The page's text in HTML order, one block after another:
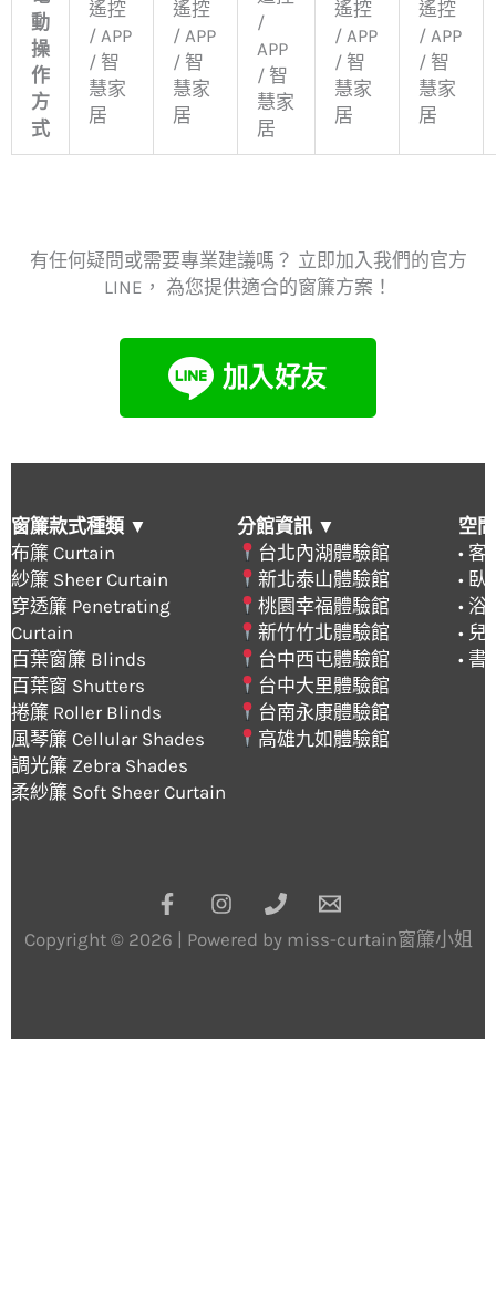
動
操
作
方
式
遙控
/ APP
/ 智
慧家
居
遙控
/ APP
/ 智
慧家
居
/
APP
/ 智
慧家
居
遙控
/ APP
/ 智
慧家
居
遙控
/ APP
/ 智
慧家
居
有任何疑問或需要專業建議嗎？ 立即加入我們的官方
LINE， 為您提供適合的窗簾方案！
窗簾款式種類 ▼
布簾 Curtain
紗簾 Sheer Curtain
穿透簾 Penetrating
Curtain
百葉窗簾 Blinds
百葉窗 Shutters
捲簾 Roller Blinds
風琴簾 Cellular Shades
調光簾 Zebra Shades
柔紗簾 Soft Sheer Curtain
分館資訊 ▼
台北內湖體驗館
新北泰山體驗館
桃園幸福體驗館
新竹竹北體驗館
台中西屯體驗館
台中大里體驗館
台南永康體驗館
高雄九如體驗館
空
• 客
• 臥
• 浴
• 兒
•
Copyright © 2026 | Powered by miss-curtain窗簾小姐